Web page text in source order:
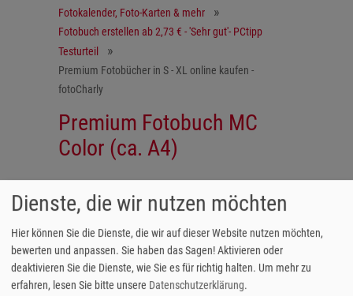
Fotokalender, Foto-Karten & mehr
Fotobuch erstellen ab 2,73 € - 'Sehr gut'- PCtipp
Testurteil
Premium Fotobücher in S - XL online kaufen -
fotoCharly
Premium Fotobuch MC
Color (ca. A4)
Die günstige Premium-Variante.
Das Mc Color Premium Fotobuch im Format
20x30 cm ist die ideale Wahl, um die eigene
Familiengeschichte in Form von Fotos
aufzuarbeiten, die wichtigsten Meilensteine
Dienste, die wir nutzen möchten
Hier können Sie die Dienste, die wir auf dieser Website nutzen möchten,
bewerten und anpassen. Sie haben das Sagen! Aktivieren oder
deaktivieren Sie die Dienste, wie Sie es für richtig halten. Um mehr zu
erfahren, lesen Sie bitte unsere Datenschutzerklärung.